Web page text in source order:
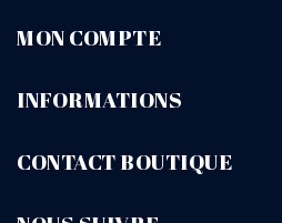
MON COMPTE
INFORMATIONS
CONTACT BOUTIQUE